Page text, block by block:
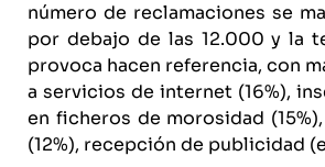
número de reclamaciones se
por debajo de las 12.000 y la
provoca hacen referencia, con
a servicios de internet (16%),
en ficheros de morosidad
(12%), recepción de publicidad